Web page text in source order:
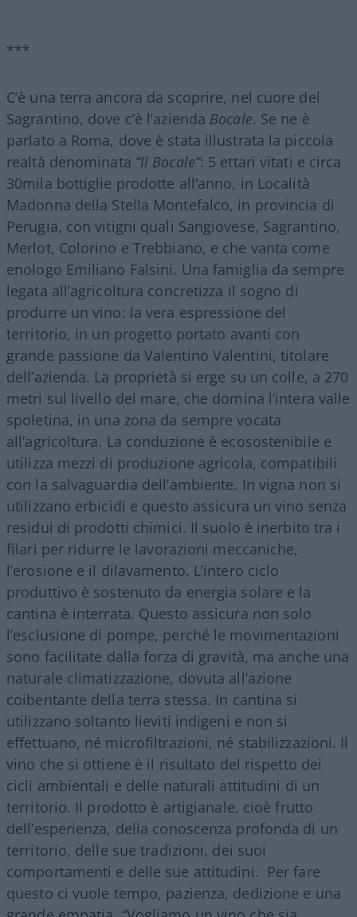
***
C’è una terra ancora da scoprire, nel cuore del
Sagrantino, dove c’è l’azienda Bocale. Se ne è
parlato a Roma, dove è stata illustrata la piccola
realtà denominata “Il Bocale”: 5 ettari vitati e circa
30mila bottiglie prodotte all’anno, in Località
Madonna della Stella Montefalco, in provincia di
Perugia, con vitigni quali Sangiovese, Sagrantino,
Merlot, Colorino e Trebbiano, e che vanta come
enologo Emiliano Falsini. Una famiglia da sempre
legata all’agricoltura concretizza il sogno di
produrre un vino: la vera espressione del
territorio, in un progetto portato avanti con
grande passione da Valentino Valentini, titolare
dell’azienda. La proprietà si erge su un colle, a 270
metri sul livello del mare, che domina l’intera valle
spoletina, in una zona da sempre vocata
all’agricoltura. La conduzione è ecosostenibile e
utilizza mezzi di produzione agricola, compatibili
con la salvaguardia dell’ambiente. In vigna non si
utilizzano erbicidi e questo assicura un vino senza
residui di prodotti chimici. Il suolo è inerbito tra i
filari per ridurre le lavorazioni meccaniche,
l’erosione e il dilavamento. L’intero ciclo
produttivo è sostenuto da energia solare e la
cantina è interrata. Questo assicura non solo
l’esclusione di pompe, perché le movimentazioni
sono facilitate dalla forza di gravità, ma anche una
naturale climatizzazione, dovuta all’azione
coibentante della terra stessa. In cantina si
utilizzano soltanto lieviti indigeni e non si
effettuano, né microfiltrazioni, né stabilizzazioni. Il
vino che si ottiene è il risultato del rispetto dei
cicli ambientali e delle naturali attitudini di un
territorio. Il prodotto è artigianale, cioè frutto
dell’esperienza, della conoscenza profonda di un
territorio, delle sue tradizioni, dei suoi
comportamenti e delle sue attitudini. Per fare
questo ci vuole tempo, pazienza, dedizione e una